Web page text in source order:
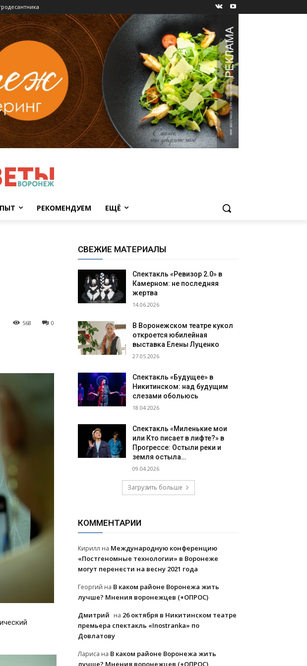
РЕКОМЕНДУЕМ ЕЩЁ
0
568
СВЕЖИЕ МАТЕРИАЛЫ
Спектакль «Ревизор 2.0» в
Камерном: не последняя
жертва
14.06.2026
В Воронежском театре кукол
откроется юбилейная
выставка Елены Луценко
27.05.2026
Спектакль «Будущее» в
Никитинском: над будущим
слезами обольюсь
18.04.2026
Спектакль «Миленькие мои
или Кто писает в лифте?» в
Прогрессе: Остыли реки и
земля остыла…
09.04.2026
Загрузить больше
КОММЕНТАРИИ
Кирилл на Международную конференцию
«Постгеномные технологии» в Воронеже
могут перенести на весну 2021 года
Георгий на В каком районе Воронежа жить
лучше? Мнения воронежцев (+ОПРОС)
Дмитрий на 26 октября в Никитинском театре
премьера спектакль «Inostranka» по
Довлатову
Лариса на В каком районе Воронежа жить
лучше? Мнения воронежцев (+ОПРОС)